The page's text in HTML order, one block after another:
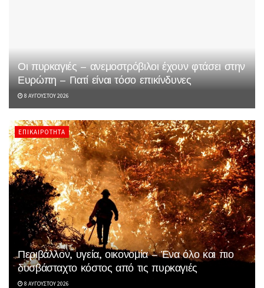
Οι πυρκαγιές – ανεμοστρόβιλοι έχουν φτάσει στην
Ευρώπη – Γιατί είναι τόσο επικίνδυνες
8 ΑΥΓΟΎΣΤΟΥ 2026
ΕΠΙΚΑΙΡΌΤΗΤΑ
Περιβάλλον, υγεία, οικονομία – Ένα όλο και πιο
δυσβάσταχτο κόστος από τις πυρκαγιές
8 ΑΥΓΟΎΣΤΟΥ 2026